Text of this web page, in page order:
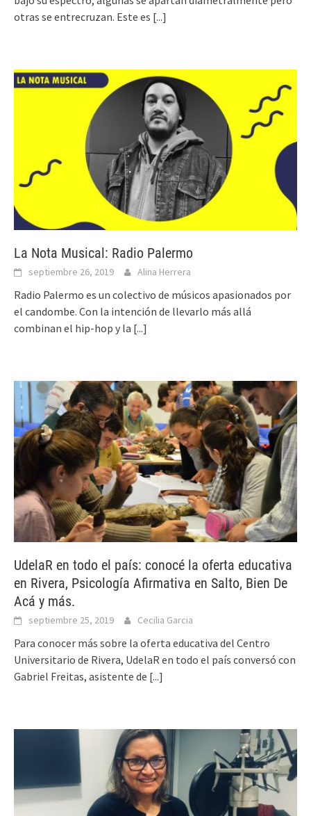
otras se entrecruzan. Este es [...]
La Nota Musical: Radio Palermo
septiembre 26, 2019 Alina Herrera
Radio Palermo es un colectivo de músicos apasionados por
el candombe. Con la intención de llevarlo más allá
combinan el hip-hop y la [...]
UdelaR en todo el país: conocé la oferta educativa
en Rivera, Psicología Afirmativa en Salto, Bien De
Acá y más.
septiembre 25, 2019 Cecilia Garcia
Para conocer más sobre la oferta educativa del Centro
Universitario de Rivera, UdelaR en todo el país conversó con
Gabriel Freitas, asistente de [...]